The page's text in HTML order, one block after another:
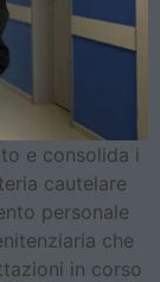
e consolida i
cautelare
personale
che
in corso